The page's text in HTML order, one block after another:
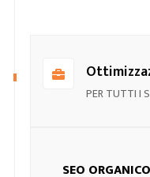
PER TUTTI I
SEO